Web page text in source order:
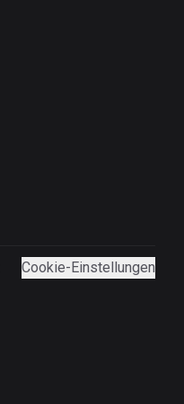
Cookie-Einstellungen